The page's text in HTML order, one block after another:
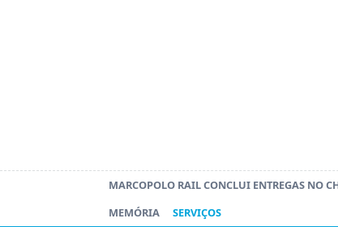
MARCOPOLO RAIL CONCLUI ENTREGAS NO
MEMÓRIA
SERVIÇOS